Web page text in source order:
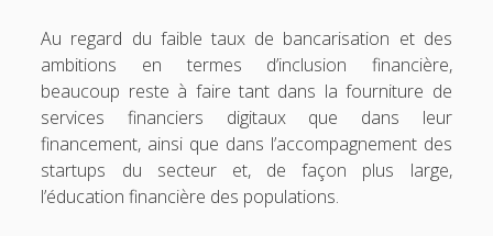
Au regard du faible taux de bancarisation et des
ambitions en termes d’inclusion financière,
beaucoup reste à faire tant dans la fourniture de
services financiers digitaux que dans leur
financement, ainsi que dans l’accompagnement des
startups du secteur et, de façon plus large,
l’éducation financière des populations.